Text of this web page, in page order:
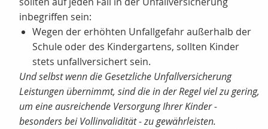
inbegriffen sein:
Wegen der erhöhten Unfallgefahr außerhalb der
Schule oder des Kindergartens, sollten Kinder
stets unfallversichert sein.
Und selbst wenn die Gesetzliche Unfallversicherung
Leistungen übernimmt, sind die in der Regel viel zu gering,
um eine ausreichende Versorgung Ihrer Kinder -
besonders bei Vollinvalidität - zu gewährleisten.